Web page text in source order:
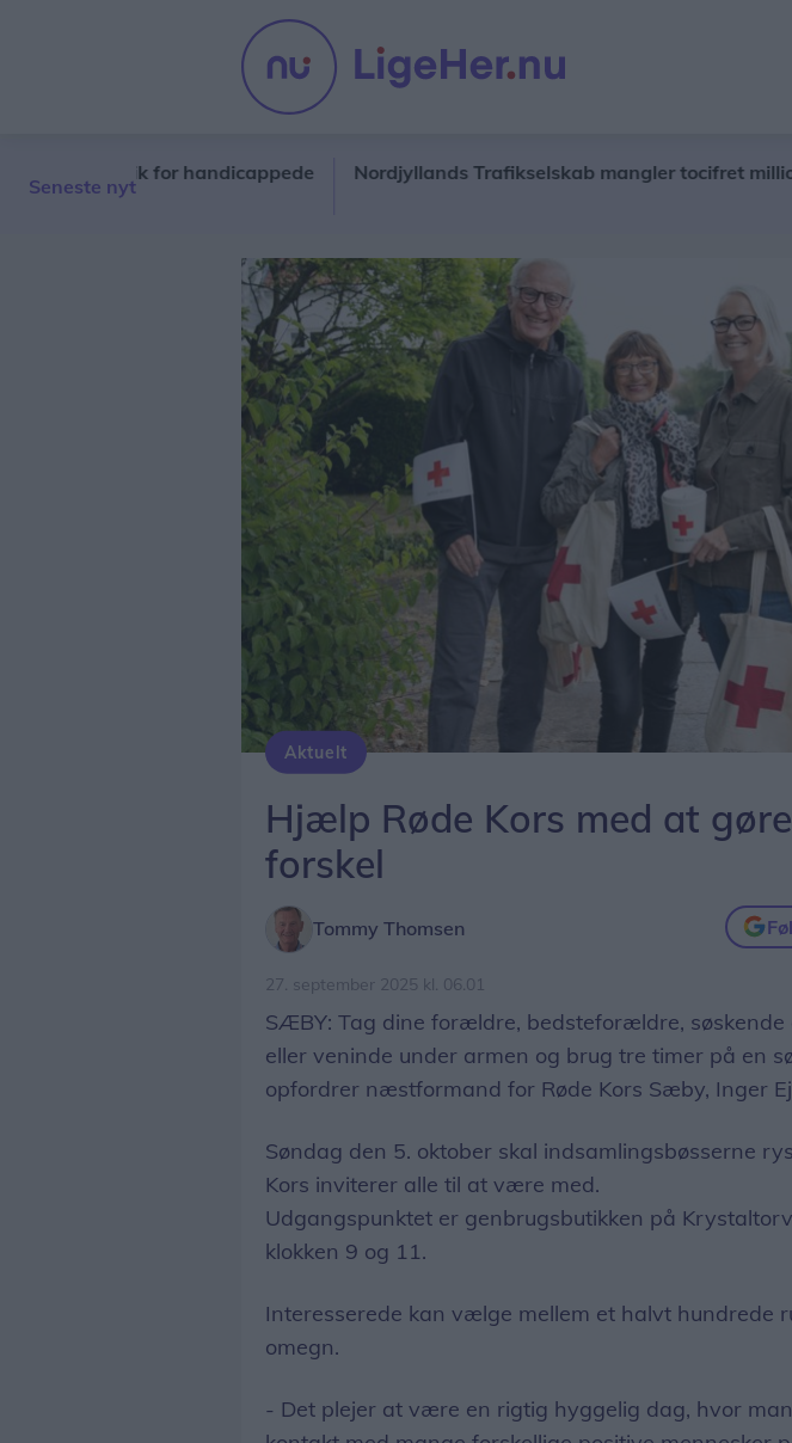
Seneste nyt
for handicappede Nordjyllands Trafikselskab mangler tocifret millionbeløb
Aktuelt
Hjælp Røde Kors med at
forskel
Tommy Thomsen
27. september 2025 kl. 06.01
SÆBY: Tag dine forældre, bedsteforældre, søskende
eller veninde under armen og brug tre timer på en
opfordrer næstformand for Røde Kors Sæby, Inger
Søndag den 5. oktober skal indsamlingsbøsserne
Kors inviterer alle til at være med.
Udgangspunktet er genbrugsbutikken på
klokken 9 og 11.
Interesserede kan vælge mellem et halvt hundrede
omegn.
- Det plejer at være en rigtig hyggelig dag, hvor